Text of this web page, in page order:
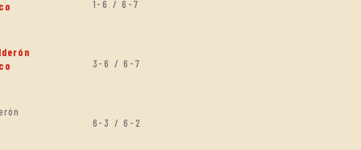
1-6 / 6-7
3-6 / 6-7
6-3 / 6-2